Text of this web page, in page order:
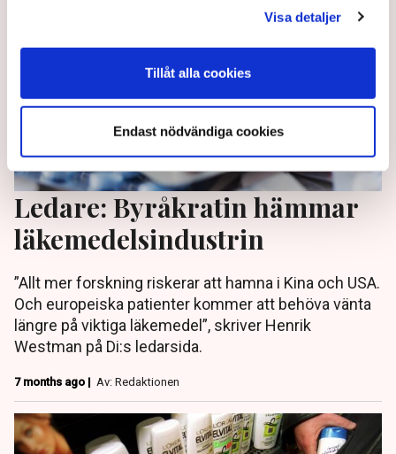
Visa detaljer
Tillåt alla cookies
Endast nödvändiga cookies
Ledare: Byråkratin hämmar
läkemedelsindustrin
”Allt mer forskning riskerar att hamna i Kina och USA.
Och europeiska patienter kommer att behöva vänta
längre på viktiga läkemedel”, skriver Henrik
Westman på Di:s ledarsida.
7 months ago | Av: Redaktionen